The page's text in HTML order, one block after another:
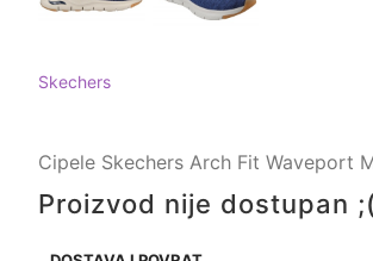
Skechers
Cipele Skechers Arch Fit Waveport
Proizvod nije dostupan